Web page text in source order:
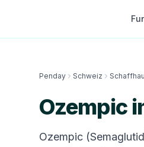
Penday Schweiz
Ozempic
Ozempic